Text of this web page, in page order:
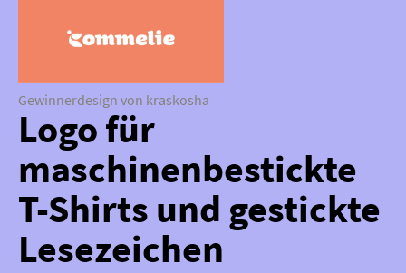
Gewinnerdesign von kraskosha
Logo für
maschinenbestickte
T-Shirts und gestickte
Lesezeichen